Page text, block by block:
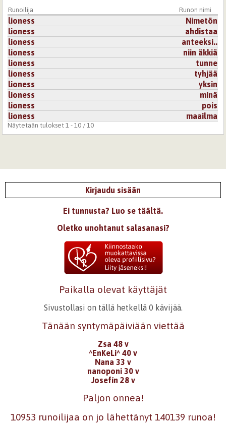
Runoilija Runon nimi
lioness
Nimetön
lioness
ahdistaa
lioness
anteeksi..
lioness
niin äkkiä
lioness
tunne
lioness
tyhjää
lioness
yksin
lioness
minä
lioness
pois
lioness
maailma
Näytetään tulokset 1 - 10 / 10
Kirjaudu sisään
Ei tunnusta? Luo se täältä.
Oletko unohtanut salasanasi?
Paikalla olevat käyttäjät
Sivustollasi on tällä hetkellä 0 kävijää.
Tänään syntymäpäiviään viettää
Zsa 48 v
^EnKeLi^ 40 v
Nana 33 v
nanoponi 30 v
Josefín 28 v
Paljon onnea!
10953 runoilijaa on jo lähettänyt 140139 runoa!